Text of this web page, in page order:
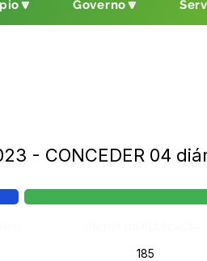
Governo🔽
- CONCEDER 04
185